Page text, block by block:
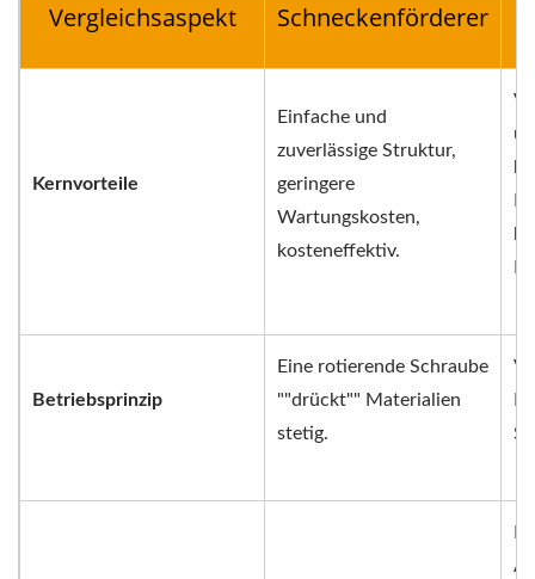
Vergleichsaspekt Schneckenförderer
Kernvorteile
Einfache und
zuverlässige Struktur,
geringere
Wartungskosten,
kosteneffektiv.
Betriebsprinzip
Eine rotierende Schraube
""drückt"" Materialien
stetig.